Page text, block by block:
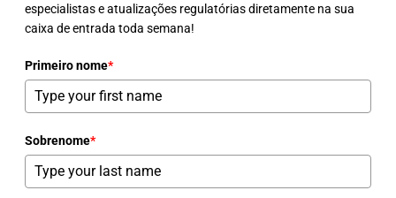
especialistas e atualizações regulatórias diretamente na sua
caixa de entrada toda semana!
Primeiro nome*
Sobrenome*